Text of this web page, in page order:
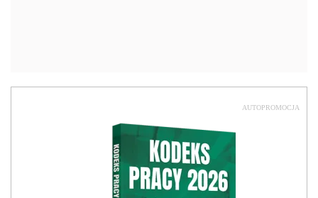
AUTOPROMOCJA